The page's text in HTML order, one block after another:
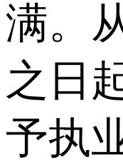
满。
之日
予执